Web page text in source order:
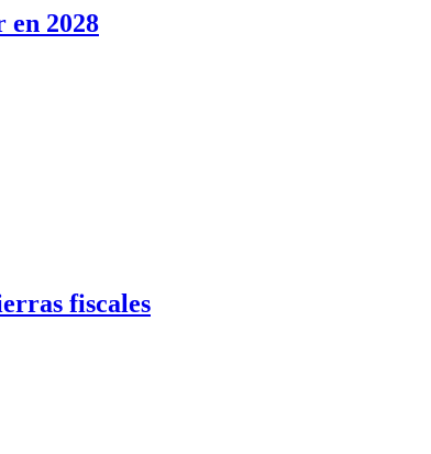
2028
fiscales